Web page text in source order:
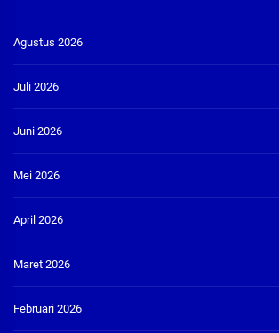
Agustus 2026
Juli 2026
Juni 2026
Mei 2026
April 2026
Maret 2026
Februari 2026